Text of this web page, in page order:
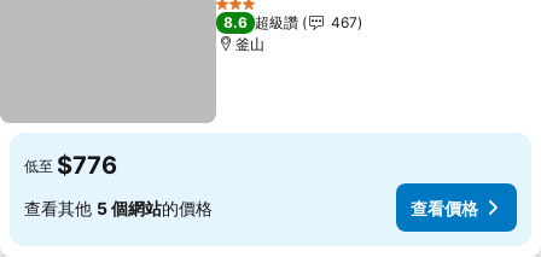
查看價格
3 星級
8.6 超級讚
467
釜山
低至 $776
查看其他 5 個網站的價格 查看價格